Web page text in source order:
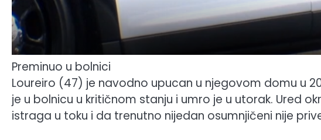
Preminuo u bolnici
Loureiro (47) je navodno upucan u njegovom domu u
je u bolnicu u kritičnom stanju i umro je u utorak. Ured
istraga u toku i da trenutno nijedan osumnjičeni nije